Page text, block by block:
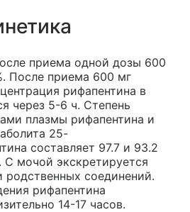
приема одной дозы 600
После приема 600 мг
рифапентина в
через 5-6 ч. Степень
плазмы рифапентина и
25-
составляет 97.7 и 93.2
С мочой экскретируется
родственных соединений.
рифапентина
14-17 часов.